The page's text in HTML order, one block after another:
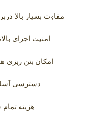
مقاوت بسیار بالا
امنیت اجرای
امکان بتن ریزی
دسترسی
هزینه تمام